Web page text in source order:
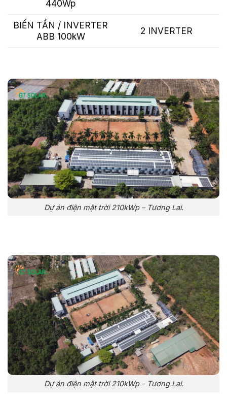
440Wp
BIẾN TẦN / INVERTER
ABB 100kW
2 INVERTER
Dự án điện mặt trời 210kWp – Tương Lai.
Dự án điện mặt trời 210kWp – Tương Lai.